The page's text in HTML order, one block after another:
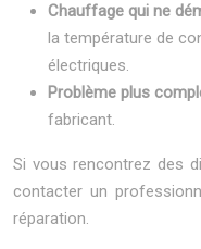
Chauffage qui ne
la température de
électriques.
Problème plus
fabricant.
Si vous rencontrez des
contacter un
réparation.